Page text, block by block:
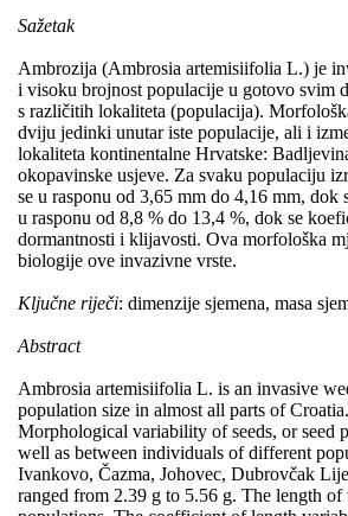
Sažetak
Ambrozija (Ambrosia artemisiifolia L.) je
i visoku brojnost populacije u gotovo svim
s različitih lokaliteta (populacija).
dviju jedinki unutar iste populacije, ali i
lokaliteta kontinentalne Hrvatske:
okopavinske usjeve. Za svaku populaciju
se u rasponu od 3,65 mm do 4,16 mm,
u rasponu od 8,8 % do 13,4 %, dok se
dormantnosti i klijavosti. Ova morfološka
biologije ove invazivne vrste.
Ključne riječi: dimenzije sjemena, masa
Abstract
Ambrosia artemisiifolia L. is an invasive
population size in almost all parts of
Morphological variability of seeds, or seed
well as between individuals of different
Ivankovo, Čazma, Johovec, Dubrovčak
ranged from 2.39 g to 5.56 g. The length